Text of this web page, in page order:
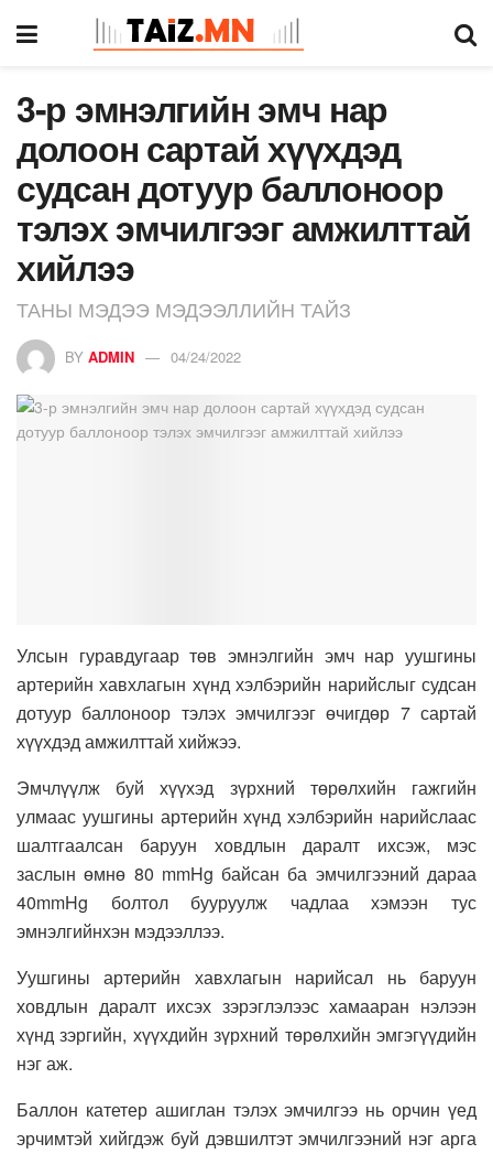
3-р эмнэлгийн эмч нар
долоон сартай хүүхдэд
судсан дотуур баллоноор
тэлэх эмчилгээг амжилттай
хийлээ
ТАНЫ МЭДЭЭ МЭДЭЭЛЛИЙН ТАЙЗ
BY ADMIN 04/24/2022
Улсын гуравдугаар төв эмнэлгийн эмч нар уушгины
артерийн хавхлагын хүнд хэлбэрийн нарийслыг судсан
дотуур баллоноор тэлэх эмчилгээг өчигдөр 7 сартай
хүүхдэд амжилттай хийжээ.
Эмчлүүлж буй хүүхэд зүрхний төрөлхийн гажгийн
улмаас уушгины артерийн хүнд хэлбэрийн нарийслаас
шалтгаалсан баруун ховдлын даралт ихсэж, мэс
заслын өмнө 80 mmHg байсан ба эмчилгээний дараа
40mmHg болтол бууруулж чадлаа хэмээн тус
эмнэлгийнхэн мэдээллээ.
Уушгины артерийн хавхлагын нарийсал нь баруун
ховдлын даралт ихсэх зэрэглэлээс хамааран нэлээн
хүнд зэргийн, хүүхдийн зүрхний төрөлхийн эмгэгүүдийн
нэг аж.
Баллон катетер ашиглан тэлэх эмчилгээ нь орчин үед
эрчимтэй хийгдэж буй дэвшилтэт эмчилгээний нэг арга